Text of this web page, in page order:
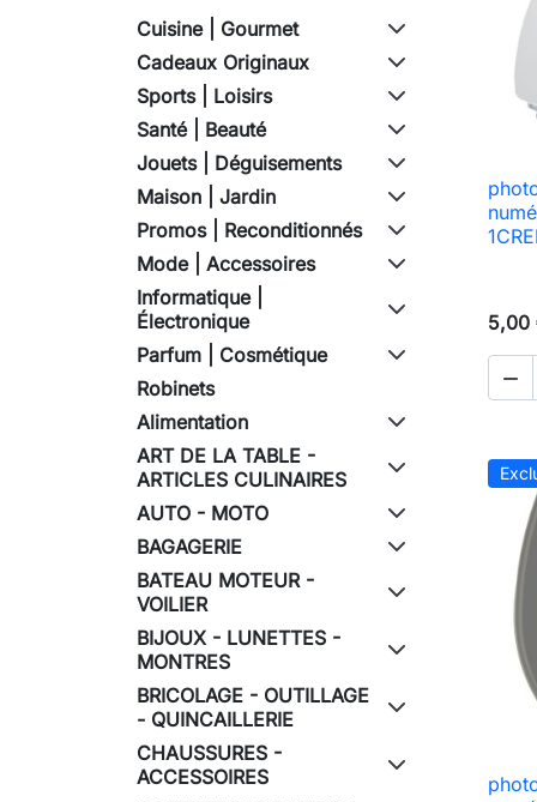
Cuisine | Gourmet
Cadeaux Originaux
Sports | Loisirs
Santé | Beauté
Jouets | Déguisements
Maison | Jardin
Promos | Reconditionnés
Mode | Accessoires
Informatique |
Électronique
Parfum | Cosmétique
Robinets
Alimentation
ART DE LA TABLE -
ARTICLES CULINAIRES
AUTO - MOTO
BAGAGERIE
BATEAU MOTEUR -
VOILIER
BIJOUX - LUNETTES -
MONTRES
BRICOLAGE - OUTILLAGE
- QUINCAILLERIE
CHAUSSURES -
ACCESSOIRES
5,00
